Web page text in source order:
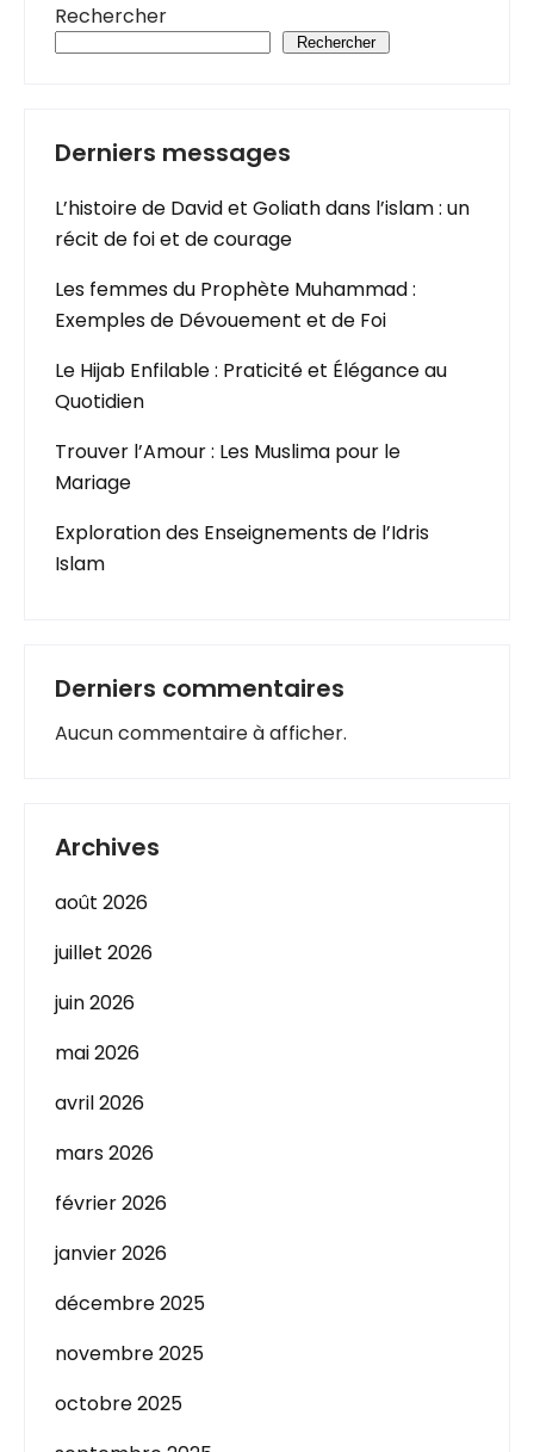
Rechercher
Rechercher
Derniers messages
L’histoire de David et Goliath dans l’islam : un
récit de foi et de courage
Les femmes du Prophète Muhammad :
Exemples de Dévouement et de Foi
Le Hijab Enfilable : Praticité et Élégance au
Quotidien
Trouver l’Amour : Les Muslima pour le
Mariage
Exploration des Enseignements de l’Idris
Islam
Derniers commentaires
Aucun commentaire à afficher.
Archives
août 2026
juillet 2026
juin 2026
mai 2026
avril 2026
mars 2026
février 2026
janvier 2026
décembre 2025
novembre 2025
octobre 2025